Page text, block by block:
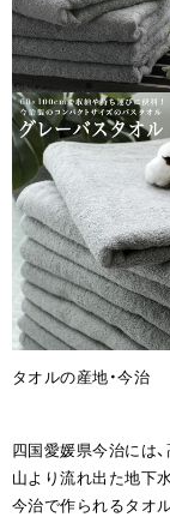
タオルの産地・今治
四国愛媛県今治には
山より流れ出た地下
今治で作られるタオ